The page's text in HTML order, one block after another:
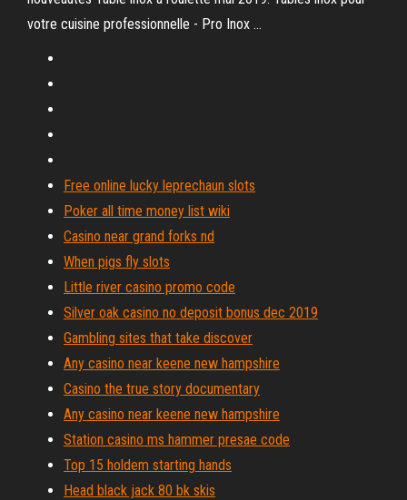
votre cuisine professionnelle - Pro Inox ...
Free online lucky leprechaun slots
Poker all time money list wiki
Casino near grand forks nd
When pigs fly slots
Little river casino promo code
Silver oak casino no deposit bonus dec 2019
Gambling sites that take discover
Any casino near keene new hampshire
Casino the true story documentary
Any casino near keene new hampshire
Station casino ms hammer presae code
Top 15 holdem starting hands
Head black jack 80 bk skis